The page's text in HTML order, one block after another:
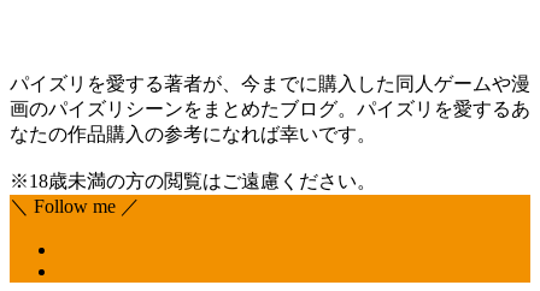
パイズリを愛する著者が、今までに購入した同人ゲームや漫
画のパイズリシーンをまとめたブログ。パイズリを愛するあ
なたの作品購入の参考になれば幸いです。
※18歳未満の方の閲覧はご遠慮ください。
＼ Follow me ／